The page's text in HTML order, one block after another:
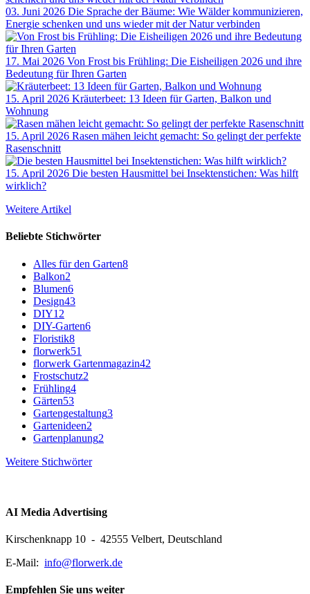
03. Juni 2026 Die Sprache der Bäume: Wie Wälder kommunizieren,
Energie schenken und uns wieder mit der Natur verbinden
17. Mai 2026 Von Frost bis Frühling: Die Eisheiligen 2026 und ihre
Bedeutung für Ihren Garten
15. April 2026 Kräuterbeet: 13 Ideen für Garten, Balkon und
Wohnung
15. April 2026 Rasen mähen leicht gemacht: So gelingt der perfekte
Rasenschnitt
15. April 2026 Die besten Hausmittel bei Insektenstichen: Was hilft
wirklich?
Weitere Artikel
Beliebte Stichwörter
Alles für den Garten8
Balkon2
Blumen6
Design43
DIY12
DIY-Garten6
Floristik8
florwerk51
florwerk Gartenmagazin42
Frostschutz2
Frühling4
Gärten53
Gartengestaltung3
Gartenideen2
Gartenplanung2
Weitere Stichwörter
AI Media Advertising
Kirschenknapp 10 - 42555 Velbert, Deutschland
E-Mail: info@florwerk.de
Empfehlen Sie uns weiter